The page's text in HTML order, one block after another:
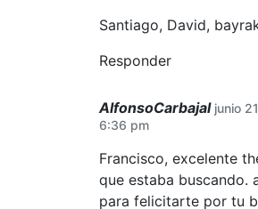
Santiago, David,
Responder
AlfonsoCarbajal junio
6:36 pm
Francisco, excelente
que estaba buscando.
para felicitarte por tu